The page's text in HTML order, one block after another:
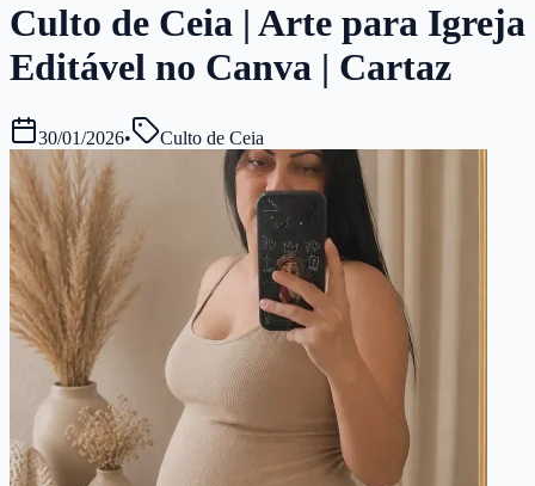
Culto de Ceia | Arte para Igreja
Editável no Canva | Cartaz
30/01/2026• Culto de Ceia